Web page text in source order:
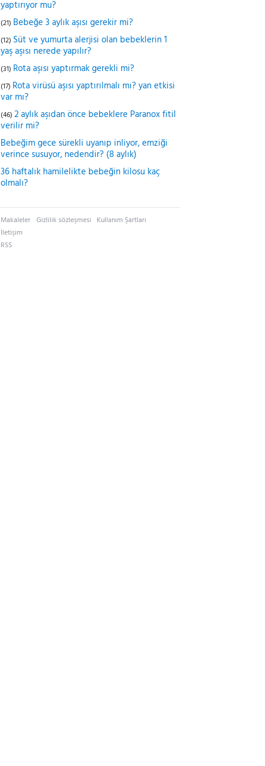
yaptırıyor mu?
(21) Bebeğe 3 aylık aşısı gerekir mi?
(12) Süt ve yumurta alerjisi olan bebeklerin 1
yaş aşısı nerede yapılır?
(31) Rota aşısı yaptırmak gerekli mi?
(17) Rota virüsü aşısı yaptırılmalı mı? yan etkisi
var mı?
(46) 2 aylık aşıdan önce bebeklere Paranox fitil
verilir mi?
Bebeğim gece sürekli uyanıp inliyor, emziği
verince susuyor, nedendir? (8 aylık)
36 haftalık hamilelikte bebeğin kilosu kaç
olmalı?
Makaleler Gizlilik sözleşmesi Kullanım Şartları
İletişim
RSS